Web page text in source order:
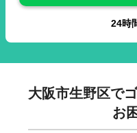
24時
大阪市生野区で
お